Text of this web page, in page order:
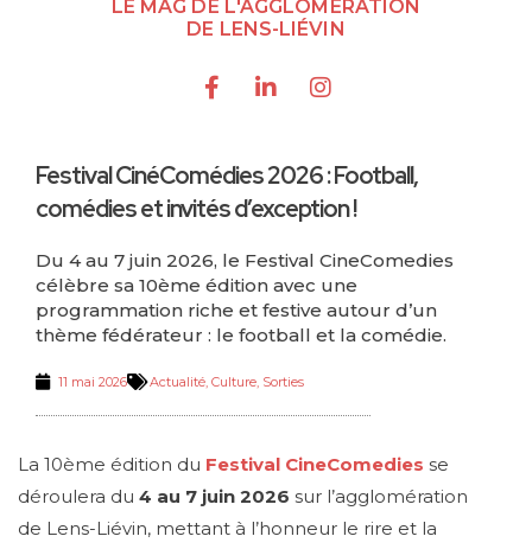
LE MAG DE L'AGGLOMÉRATION
DE LENS-LIÉVIN
Festival CinéComédies 2026 : Football,
comédies et invités d’exception !
Du 4 au 7 juin 2026, le Festival CineComedies
célèbre sa 10ème édition avec une
programmation riche et festive autour d’un
thème fédérateur : le football et la comédie.
11 mai 2026 Actualité, Culture, Sorties
La 10ème édition du Festival CineComedies se
déroulera du 4 au 7 juin 2026 sur l’agglomération
de Lens-Liévin, mettant à l’honneur le rire et la